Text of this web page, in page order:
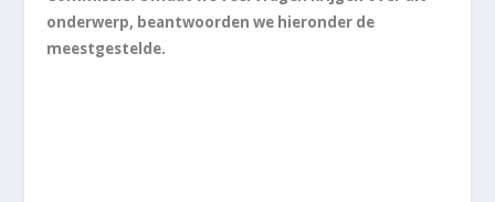
onderwerp, beantwoorden we hieronder de
meestgestelde.